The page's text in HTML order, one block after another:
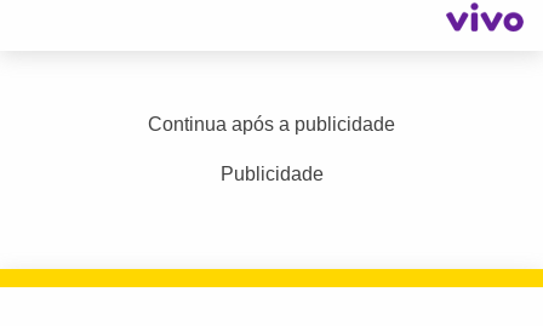
Continua após a publicidade
Publicidade